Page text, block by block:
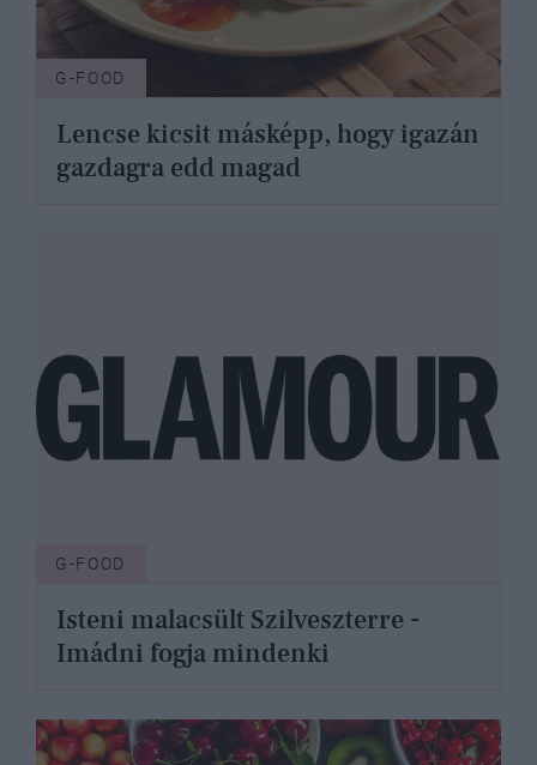
G-FOOD
Lencse kicsit másképp, hogy igazán
gazdagra edd magad
G-FOOD
Isteni malacsült Szilveszterre -
Imádni fogja mindenki